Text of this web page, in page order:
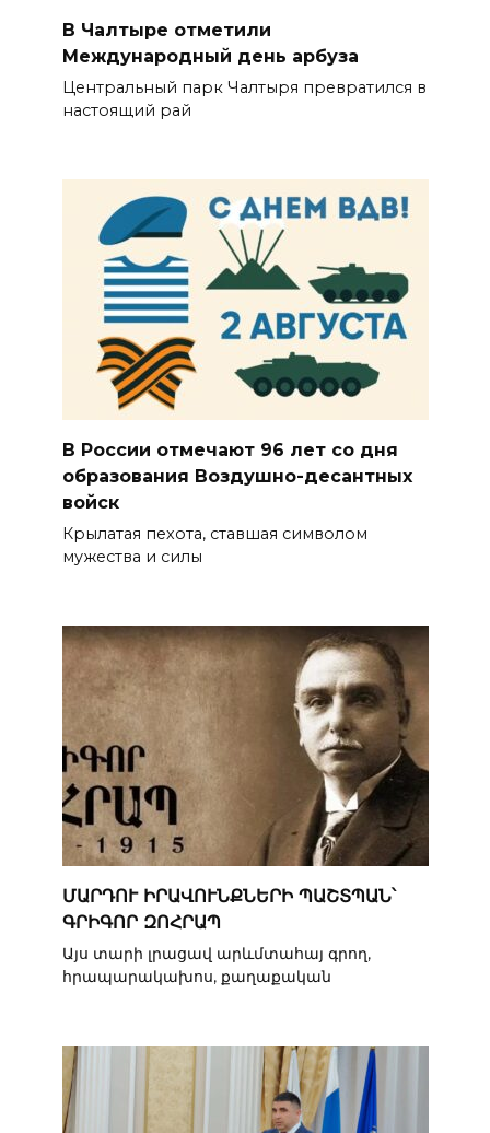
В Чалтыре отметили
Международный день арбуза
Центральный парк Чалтыря превратился в
настоящий рай
В России отмечают 96 лет со дня
образования Воздушно-десантных
войск
Крылатая пехота, ставшая символом
мужества и силы
ՄԱՐԴՈՒ ԻՐԱՎՈՒՆՔՆԵՐԻ ՊԱՇՏՊԱՆ՝
ԳՐԻԳՈՐ ԶՈՀՐԱՊ
Այս տարի լրացավ արևմտահայ գրող,
հրապարակախոս, քաղաքական